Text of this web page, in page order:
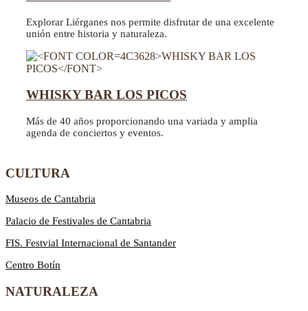
Explorar Liérganes nos permite disfrutar de una excelente
unión entre historia y naturaleza.
WHISKY BAR LOS PICOS
Más de 40 años proporcionando una variada y amplia
agenda de conciertos y eventos.
CULTURA
Museos de Cantabria
Palacio de Festivales de Cantabria
FIS. Festvial Internacional de Santander
Centro Botín
NATURALEZA